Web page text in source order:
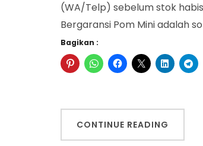
(WA/Telp) sebelum stok
Bergaransi Pom Mini adalah
Bagikan :
CONTINUE READING